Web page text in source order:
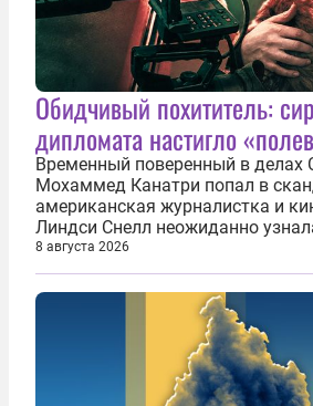
Обидчивый похититель:
дипломата настигло
Временный поверенный в
Мохаммед Канатри попал в
американская журналистка и
Линдси Снелл неожиданно
бандитов, похитивших ее в
2016 году. Журналистка
то время известный под
8 августа 2026